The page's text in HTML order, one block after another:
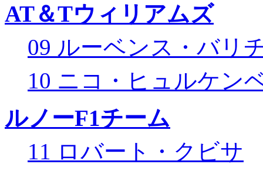
AT＆Tウィリアムズ
09 ルーベンス・バリ
10 ニコ・ヒュルケン
ルノーF1チーム
11 ロバート・クビサ